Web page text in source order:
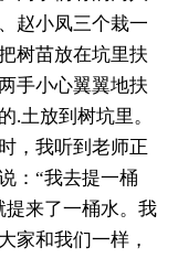
赵小凤三个栽一
树苗放在坑里扶
手小心翼翼地扶
.土放到树坑里。
，我听到老师正
：“我去提一桶
提来了一桶水。我
家和我们一样，